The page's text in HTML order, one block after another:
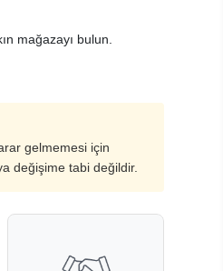
mağazayı bulun.
gelmemesi için
değişime tabi değildir.